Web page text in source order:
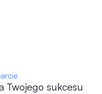
Twojego sukcesu